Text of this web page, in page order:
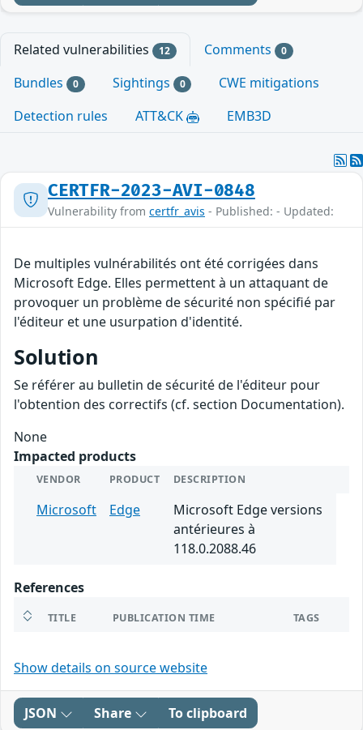
Related vulnerabilities 12 Comments 0
Bundles 0 Sightings 0
CWE mitigations
Detection rules
ATT&CK EMB3D
CERTFR-2023-AVI-0848
Vulnerability from certfr_avis - Published: - Updated:
De multiples vulnérabilités ont été corrigées dans
Microsoft Edge. Elles permettent à un attaquant de
provoquer un problème de sécurité non spécifié par
l'éditeur et une usurpation d'identité.
Solution
Se référer au bulletin de sécurité de l'éditeur pour
l'obtention des correctifs (cf. section Documentation).
None
Impacted products
VENDOR PRODUCT DESCRIPTION
Microsoft Edge
Microsoft Edge versions
antérieures à
118.0.2088.46
References
TITLE PUBLICATION TIME TAGS
Show details on source website
JSON Share To clipboard